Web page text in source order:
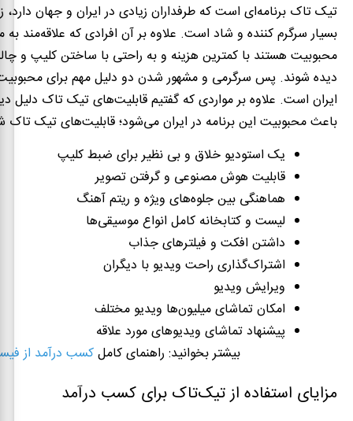
تیک تاک برنامه‌ای است که طرفداران زیادی در ایران و جهان دارد،
بسیار سرگرم کننده و شاد است. علاوه بر آن افرادی که علاقه‌مند
محبوبیت هستند با کمترین هزینه و به راحتی با ساختن کلیپ‌ و
دیده شوند. پس سرگرمی و مشهور شدن دو دلیل مهم برای
ایران است. علاوه بر مواردی که گفتیم قابلیت‌های تیک تاک دلیل
باعث محبوبیت این برنامه در ایران می‌شود؛ قابلیت‌های تیک تاک
یک استودیو خلاق و بی نظیر برای ضبط کلیپ
قابلیت هوش مصنوعی و گرفتن تصویر
هماهنگی بین جلوه‌های ویژه و ریتم آهنگ
لیست و کتابخانه کامل انواع موسیقی‌ها
داشتن افکت و فیلتر‌های جذاب
اشتراک‌گذاری راحت ویدیو با دیگران
ویرایش ویدیو
امکان تماشای میلیون‌ها ویدیو مختلف
پیشنهاد تماشای ویدیوهای مورد علاقه
بیشتر بخوانید: راهنمای کاملکسب درآمد از
مزایای استفاده از تیک‌تاک برای کسب درآمد